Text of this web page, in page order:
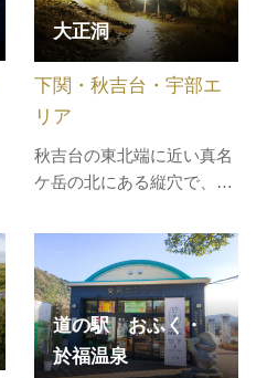
光交流センター にてはじ
めました！（※トゥクトゥ
クとは東南アジア、主にタ
イでタクシーとして使用さ
れている3輪バ…
大正洞
秋吉台の東北端に近い真名
ケ岳の北にある縦穴で、連
立体的な石灰洞。昔は牛隠
し洞と呼ばれ、戦乱や内乱
のおりに里人が牛を奪われ
ることを恐れてここに隠し
たため、この名がついてい
たといわれています。大正
下関・秋吉台・宇部エ
リア
道の駅 おふく・
於福温泉